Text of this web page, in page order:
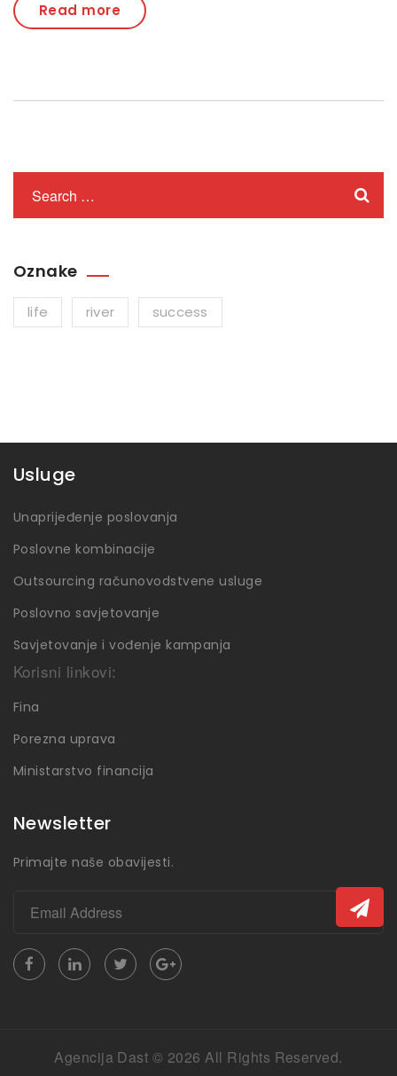
Read more
Oznake
life river success
Usluge
Unaprijeđenje poslovanja
Poslovne kombinacije
Outsourcing računovodstvene usluge
Poslovno savjetovanje
Savjetovanje i vođenje kampanja
Korisni linkovi:
Fina
Porezna uprava
Ministarstvo financija
Newsletter
Primajte naše obavijesti.
Agencija Dast © 2026 All Rights Reserved.